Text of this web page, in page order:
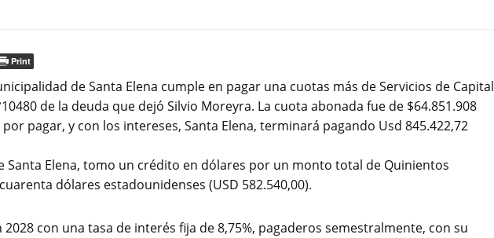
Print
de Santa Elena cumple en pagar una cuotas más de Servicios de Capital
de la deuda que dejó Silvio Moreyra. La cuota abonada fue de $64.851.908
pagar, y con los intereses, Santa Elena, terminará pagando Usd 845.422,72
Santa Elena, tomo un crédito en dólares por un monto total de Quinientos
dólares estadounidenses (USD 582.540,00).
con una tasa de interés fija de 8,75%, pagaderos semestralmente, con su